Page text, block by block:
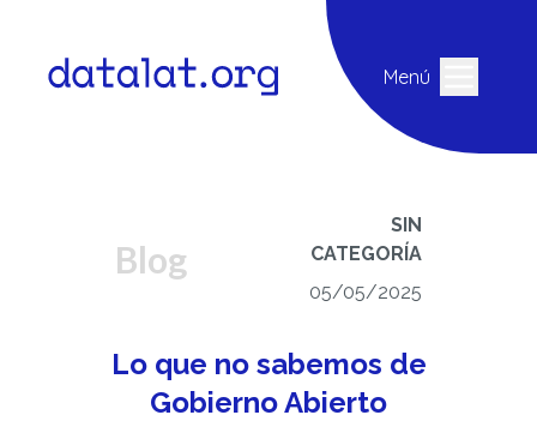
Menú
Blog
SIN
CATEGORÍA
05/05/2025
Lo que no sabemos de
Gobierno Abierto